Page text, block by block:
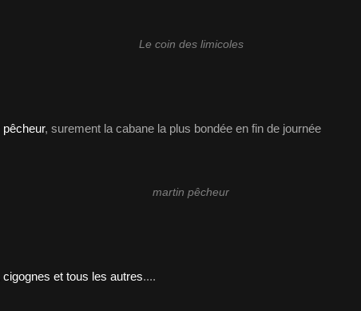
Le coin des limicoles
pêcheur, surement la cabane la plus bondée en fin de journée
martin pêcheur
cigognes et tous les autres....